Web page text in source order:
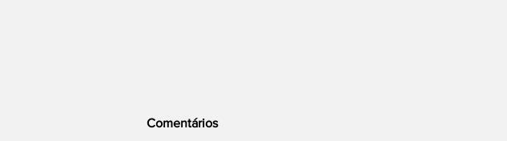
Comentários